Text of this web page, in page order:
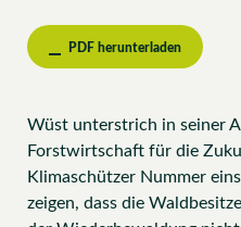
PDF herunterladen
Wüst unterstrich in seiner
Forstwirtschaft für die
Klimaschützer Nummer
zeigen, dass die